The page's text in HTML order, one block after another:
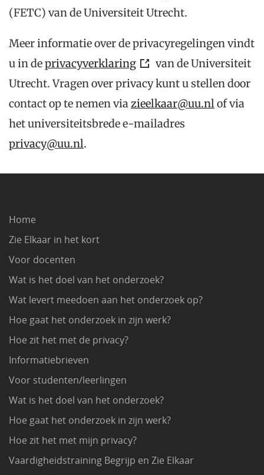
(FETC) van de Universiteit Utrecht.
Meer informatie over de privacyregelingen vindt
u in deprivacyverklaring
van de Universiteit
Utrecht. Vragen over privacy kunt u stellen door
contact op te nemen viazieelkaar@uu.nlof via
het universiteitsbrede e-mailadres
privacy@uu.nl.
Home
Zie Elkaar in het kort
Voor docenten
Wat is het doel van het onderzoek?
Wat levert meedoen aan het onderzoek op?
Hoe gaat het onderzoek in zijn werk?
Hoe zit het met de privacy?
Informatiebrieven
Voor studenten/leerlingen
Wat is het doel van het onderzoek?
Hoe gaat het onderzoek in zijn werk?
Hoe zit het met mijn privacy?
Vaardigheidstraining Begrijp en Zie Elkaar